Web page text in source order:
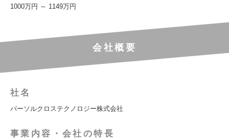
1000万円 ～ 1149万円
会社概要
社名
パーソルクロステクノロジー株式会社
事業内容・会社の特長